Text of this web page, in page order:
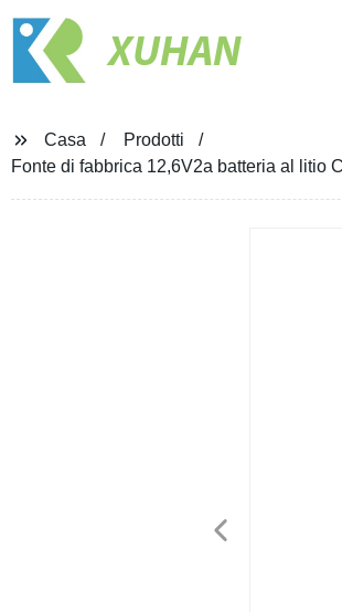
XUHAN
Casa
Prodotti
Fonte di fabbrica 12,6V2a batteria al litio